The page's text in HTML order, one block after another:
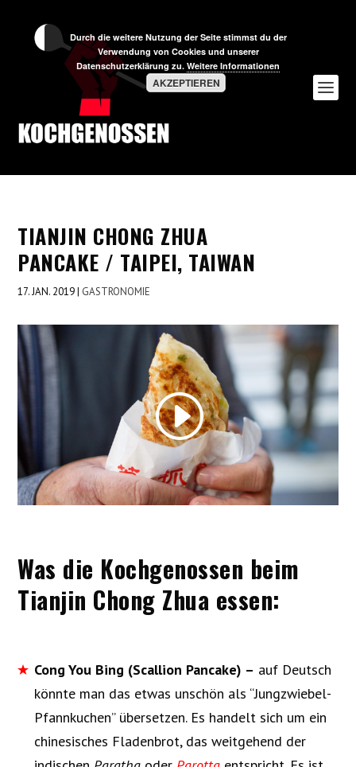
TIANJIN CHONG ZHUA
PANCAKE / TAIPEI, TAIWAN
17. JAN. 2019| GASTRONOMIE
Was die Kochgenossen beim
Tianjin Chong Zhua essen:
Cong You Bing (Scallion Pancake) – auf Deutsch
könnte man das etwas unschön als “Jungzwiebel-
Pfannkuchen” übersetzen. Es handelt sich um ein
chinesisches Fladenbrot, das weitgehend der
Durch die weitere Nutzung der Seite stimmst du der
Verwendung von Cookies und unserer
Datenschutzerklärung zu. Weitere Informationen
AKZEPTIEREN